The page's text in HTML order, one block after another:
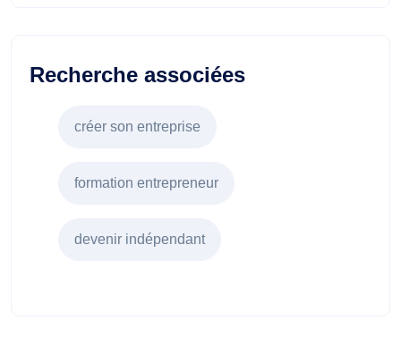
Recherche associées
créer son entreprise
formation entrepreneur
devenir indépendant